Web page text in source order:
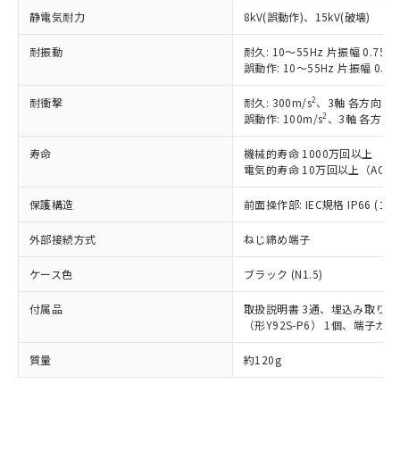
静電気耐力 8kV(誤動作)、15kV(破壊)
耐振動
耐久: 10～55Hz 片振幅
誤動作: 10～55Hz 片振幅
耐衝撃 耐久: 300m/s2、3軸 各方向 各
誤動作: 100m/s2 、3軸 各方向
寿命
機械的寿命 1000万回以上
電気的寿命 10万回以上（
保護構造 前面操作部: IEC規格 IP66 (ゴ
外部接続方式 ねじ締め端子
ケース色 ブラック (N1.5)
付属品
取扱説明書 3通、埋込み取り
（形Y92S-P6） 1個、端子カ
質量 約120g
"個人情報
の「1.共同利
用者の範囲」に記載されている法人を
EU RoHS指令（10物質）の非含有証明書
51物質の非含有証明書（当社基準）
※本証明書は発行日時点で非含有を証明す
るもので、過去に遡って非含有を証明する
また、RoHS指令のフタル酸エステル類４
物質の対応では、対応完了までの期間は出
荷製品に未対応品が混在することから備考
欄に対応日を記載しておりました。
既に当社にて対応品への在庫切替を完了
していることから、特段のことがない限
り、2022年1月12日より割愛しておりま
す。